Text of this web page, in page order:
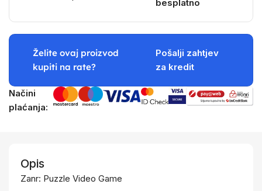
besplatno
Želite ovaj proizvod
kupiti na rate?
Pošalji zahtjev
za kredit
Načini
plaćanja:
Opis
Zanr: Puzzle Video Game